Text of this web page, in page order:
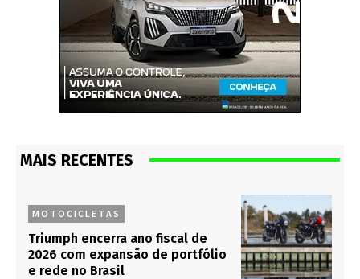
MAIS RECENTES
MOTOCICLETAS
Triumph encerra ano fiscal de
2026 com expansão de portfólio
e rede no Brasil